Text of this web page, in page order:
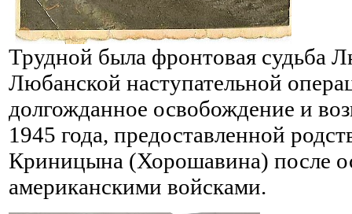
Трудной была фронтовая судьба
Любанской наступательной
долгожданное освобождение и
1945 года, предоставленной
Криницына (Хорошавина) после
американскими войсками.